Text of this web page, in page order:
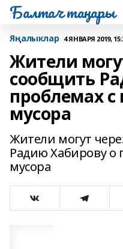
Балтач таңнары
Яңалыклар 4 ЯНВАРЯ 2019,
Жители
сообщить
проблемах
мусора
Жители могут
Радию Хабирову о
мусора